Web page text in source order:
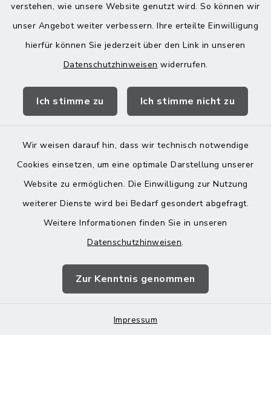
verstehen, wie unsere Website genutzt wird. So können wir
unser Angebot weiter verbessern. Ihre erteilte Einwilligung
hierfür können Sie jederzeit über den Link in unseren
Datenschutzhinweisen widerrufen.
Ich stimme zu Ich stimme nicht zu
Wir weisen darauf hin, dass wir technisch notwendige
Cookies einsetzen, um eine optimale Darstellung unserer
Website zu ermöglichen. Die Einwilligung zur Nutzung
weiterer Dienste wird bei Bedarf gesondert abgefragt.
Weitere Informationen finden Sie in unseren
Datenschutzhinweisen.
Zur Kenntnis genommen
Impressum
Donnerstag zusätzlich:
13:00-18:00 Uhr
Landratsamt Mühldorf
Barrierefreiheit
Sitemap